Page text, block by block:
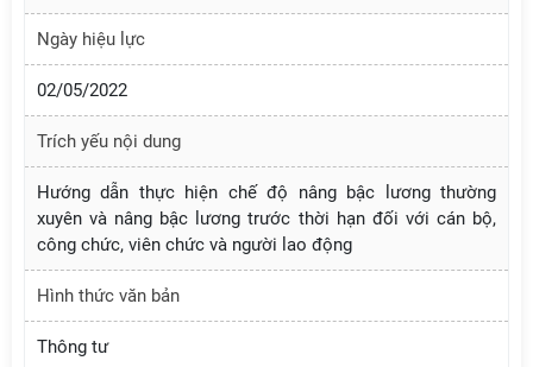
Ngày hiệu lực
02/05/2022
Trích yếu nội dung
Hướng dẫn thực hiện chế độ nâng bậc lương thường
xuyên và nâng bậc lương trước thời hạn đối với cán bộ,
công chức, viên chức và người lao động
Hình thức văn bản
Thông tư